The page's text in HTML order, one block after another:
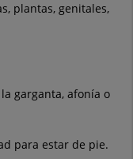
plantas, genitales,
garganta, afonía o
para estar de pie.